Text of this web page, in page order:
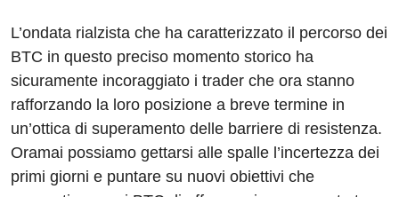
L’ondata rialzista che ha caratterizzato il percorso dei
BTC in questo preciso momento storico ha
sicuramente incoraggiato i trader che ora stanno
rafforzando la loro posizione a breve termine in
un’ottica di superamento delle barriere di resistenza.
Oramai possiamo gettarsi alle spalle l’incertezza dei
primi giorni e puntare su nuovi obiettivi che